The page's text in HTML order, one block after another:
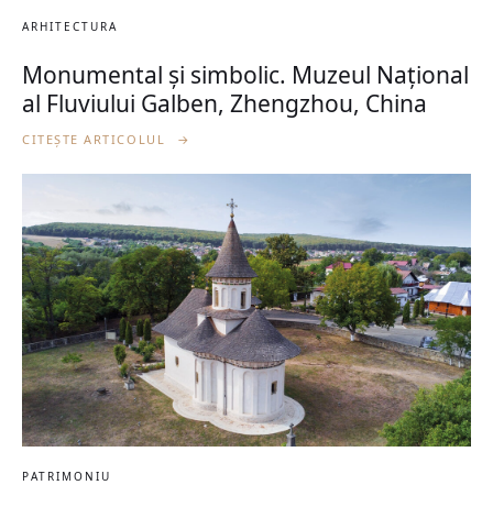
ARHITECTURA
Monumental și simbolic. Muzeul Național
al Fluviului Galben, Zhengzhou, China
CITEȘTE ARTICOLUL →
PATRIMONIU